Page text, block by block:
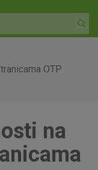
OTP
na